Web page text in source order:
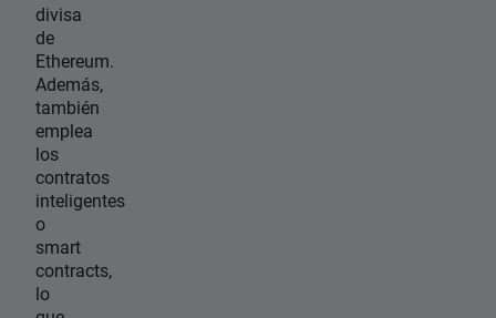
divisa
de
Ethereum.
Además,
también
emplea
los
contratos
inteligentes
o
smart
contracts,
lo